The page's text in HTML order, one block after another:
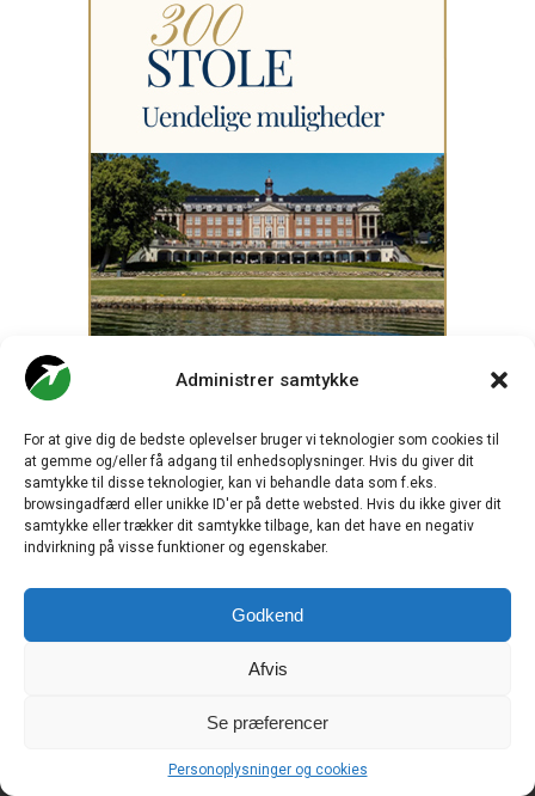
Administrer samtykke
For at give dig de bedste oplevelser bruger vi teknologier som cookies til
at gemme og/eller få adgang til enhedsoplysninger. Hvis du giver dit
samtykke til disse teknologier, kan vi behandle data som f.eks.
browsingadfærd eller unikke ID'er på dette websted. Hvis du ikke giver dit
samtykke eller trækker dit samtykke tilbage, kan det have en negativ
indvirkning på visse funktioner og egenskaber.
Godkend
Afvis
Se præferencer
Personoplysninger og cookies
.
er Skandinaviens førende digitale branchemedie
Ansvarshavende redaktør: